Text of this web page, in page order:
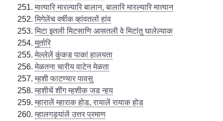
मात्यारि मारल्यारि बालान, बालारि मारल्यारि मात्यान
मिगेलेंच वर्षीक व्हांवतलों हांव
मिटा इतली मिटसाणि आसतली वे मिटांतु घालेल्याक
मुर्तारि
मेल्लेलें कुंकड पाकां हालयता
मेळतना चारीय वाटेन मेळता
म्हशी फाटण्यार पावसु
म्हशीचें शींग म्हशीक जड न्हय
म्हारालें म्हाराक होड, रायालें रायाक होड
म्हालगड्यांलें उत्तर प्रमाण